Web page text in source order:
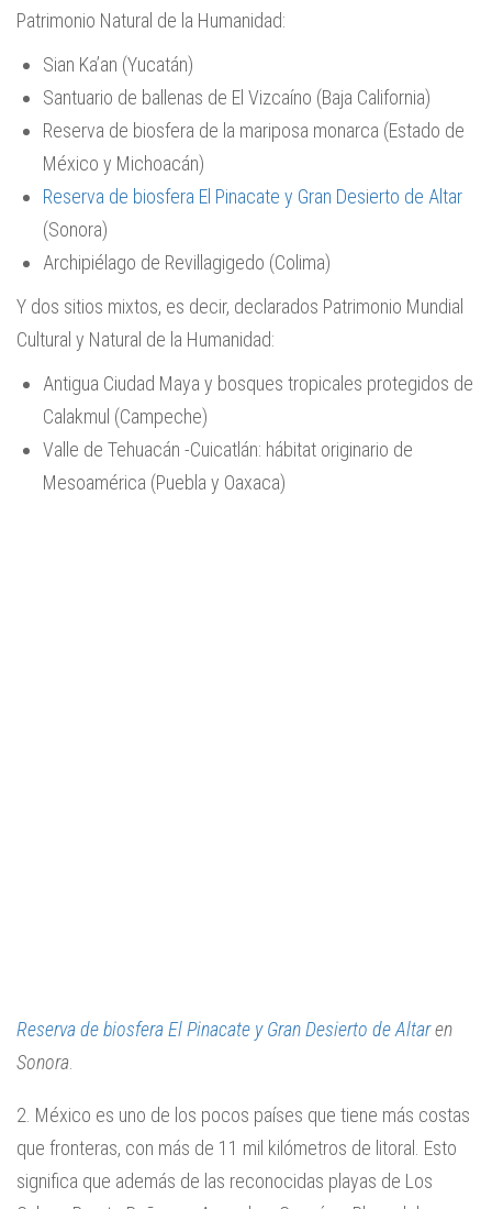
Patrimonio Natural de la Humanidad:
Sian Ka’an (Yucatán)
Santuario de ballenas de El Vizcaíno (Baja California)
Reserva de biosfera de la mariposa monarca (Estado de
México y Michoacán)
Reserva de biosfera El Pinacate y Gran Desierto de Altar
(Sonora)
Archipiélago de Revillagigedo (Colima)
Y dos sitios mixtos, es decir, declarados Patrimonio Mundial
Cultural y Natural de la Humanidad:
Antigua Ciudad Maya y bosques tropicales protegidos de
Calakmul (Campeche)
Valle de Tehuacán -Cuicatlán: hábitat originario de
Mesoamérica (Puebla y Oaxaca)
Reserva de biosfera El Pinacate y Gran Desierto de Altaren
Sonora
2. México es uno de los pocos países que tiene más costas
que fronteras, con más de 11 mil kilómetros de litoral. Esto
significa que además de las reconocidas playas de Los